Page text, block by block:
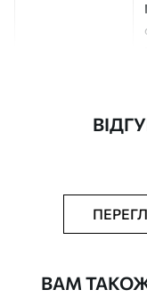
Додатково
ВАМ